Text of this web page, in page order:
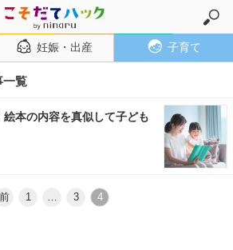
妊娠・出産 子育て
一覧
本の内容を真似して子ども
前 1 … 3 4